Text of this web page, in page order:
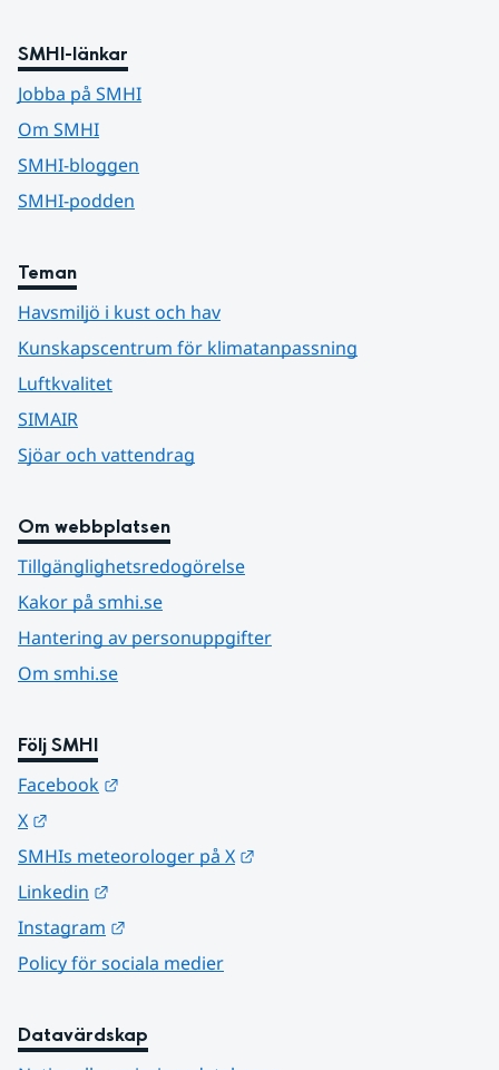
SMHI-länkar
Jobba på SMHI
Om SMHI
SMHI-bloggen
SMHI-podden
Teman
Havsmiljö i kust och hav
Kunskapscentrum för klimatanpassning
Luftkvalitet
SIMAIR
Sjöar och vattendrag
Om webbplatsen
Tillgänglighetsredogörelse
Kakor på smhi.se
Hantering av personuppgifter
Om smhi.se
Följ SMHI
Facebook
X
SMHIs meteorologer på X
Linkedin
Instagram
Policy för sociala medier
Datavärdskap